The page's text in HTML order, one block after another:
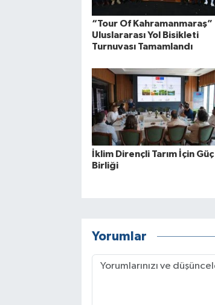
“Tour Of Kahramanmaraş”
Uluslararası Yol Bisikleti
Turnuvası Tamamlandı
İklim Dirençli Tarım İçin Güç
Birliği
Yorumlar